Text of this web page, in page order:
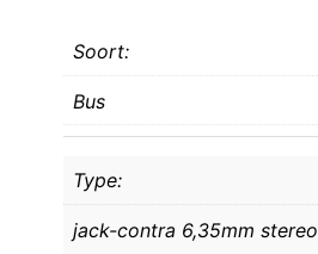
Soort:
Bus
Type:
jack-contra 6,35mm stereo